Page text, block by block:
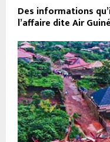
Des informations
l’affaire dite Air